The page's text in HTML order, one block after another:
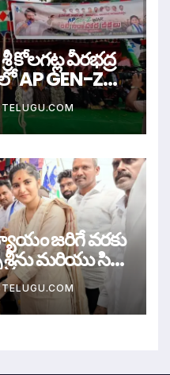
కోలగట్ల వీరభద్ర
AP GEN-Z
జరిగే వరకు
సిరి